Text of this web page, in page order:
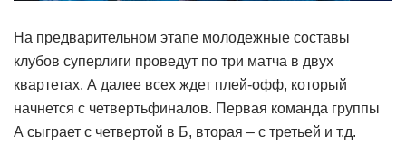
На предварительном этапе молодежные составы
клубов суперлиги проведут по три матча в двух
квартетах. А далее всех ждет плей-офф, который
начнется с четвертьфиналов. Первая команда группы
А сыграет с четвертой в Б, вторая – с третьей и т.д.